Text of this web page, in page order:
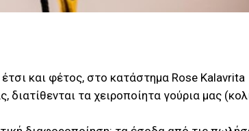
και φέτος, στο κατάστημα Rose Kalavrita
τα χειροποίητα γούρια μας